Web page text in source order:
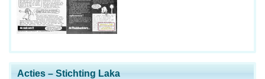
Acties – Stichting Laka